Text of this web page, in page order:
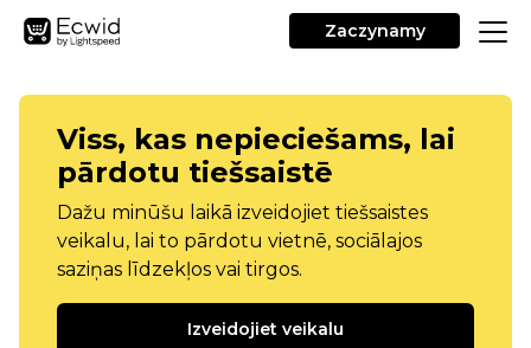
Zaczynamy
Viss, kas nepieciešams, lai
pārdotu tiešsaistē
Dažu minūšu laikā izveidojiet tiešsaistes
veikalu, lai to pārdotu vietnē, sociālajos
saziņas līdzekļos vai tirgos.
Izveidojiet veikalu